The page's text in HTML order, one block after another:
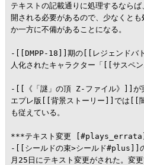
テキストの記載通りに処理するなら
開される必要があるので、少なくと
か一方に不備があることになる。
-[[DMPP-18]]期の[[レジェンドバ
人化されたキャラクター「[[サスペ
-[[《「謎」の頂 Z-ファイル》]]が実
エプレ版[[背景ストーリー]]では[[
も従えている。
***テキスト変更 [#plays_errata]
-[[シールドの束>シールド#plus]]
月25日にテキスト変更がされた。変